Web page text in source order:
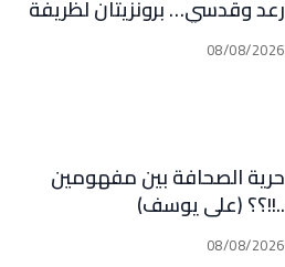
رعد وقدسي… برونزيتان لظريفة
وأبي هيلا
08/08/2026
حرية الصحافة بين مفهومين
..!!؟؟ (علي يوسف)
08/08/2026